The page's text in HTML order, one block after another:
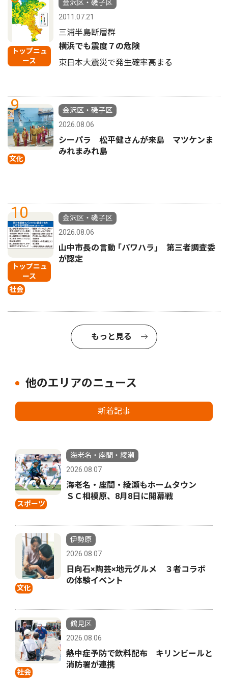
トップニュ
ース
金沢区・磯子区
2011.07.21
三浦半島断層群
横浜でも震度７の危険
東日本大震災で発生確率高まる
9
文化
金沢区・磯子区
2026.08.06
シーパラ 松平健さんが来島 マツケンま
みれまみれ島
10
トップニュ
ース
社会
金沢区・磯子区
2026.08.06
山中市長の言動 ｢パワハラ｣ 第三者調査委
が認定
もっと見る
他のエリアのニュース
新着記事
スポーツ
海老名・座間・綾瀬
2026.08.07
海老名・座間・綾瀬もホームタウン
ＳＣ相模原、8月8日に開幕戦
文化
伊勢原
2026.08.07
日向石×陶芸×地元グルメ ３者コラボ
の体験イベント
社会
鶴見区
2026.08.06
熱中症予防で飲料配布 キリンビールと
消防署が連携